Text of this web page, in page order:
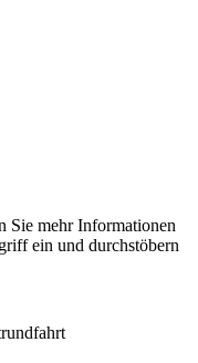
Sie mehr Informationen
ein und durchstöbern